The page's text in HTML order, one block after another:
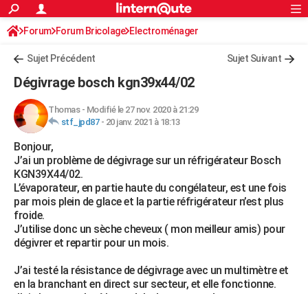
ACTUALITÉS
Politique
Société
Faits Divers
Education
Monde
Villes
+
FINANCE
Retraite
Impôts
Epargne
Immobilier
Risques naturels par ville
Banque
Assurance
Crédit
AUTO
Essais
Réserver un essai
Citadines
Berlines
SUV
Forum auto
+HIGH-TECH
Mobiles
Meilleur smartphone
Internet
Ordinateurs
Jeux vidéo
Guide high-tech
+BRICOLAGE
Forum
Aménagement intérieur
Extérieur
Cuisine
Salle de bains
Jardinage
Rangement
WEEK-END
Guides de France
Escapades
Patrimoine
Expositions
Musées
Week-end nature
LIFESTYLE
Art de vivre
Bien-être
Loisirs
ModeModes de vie
SANTE
S'inscrire
Connexion
Forum Forum Bricolage Electroménager
Sujet Précédent Sujet Suivant
Dégivrage bosch kgn39x44/02
Thomas- Modifié le 27 nov. 2020 à 21:29
stf_jpd87- 20 janv. 2021 à 18:13
Bonjour,
J’ai un problème de dégivrage sur un réfrigérateur Bosch
KGN39X44/02.
L’évaporateur, en partie haute du congélateur, est une fois
par mois plein de glace et la partie réfrigérateur n’est plus
froide.
J’utilise donc un sèche cheveux ( mon meilleur amis) pour
dégivrer et repartir pour un mois.
J’ai testé la résistance de dégivrage avec un multimètre et
en la branchant en direct sur secteur, et elle fonctionne.